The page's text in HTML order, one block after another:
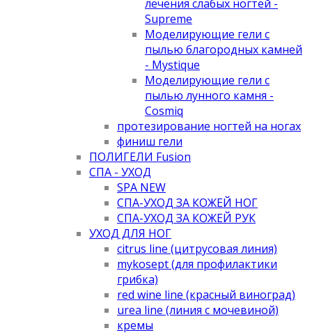
лечения слабых ногтей -
Supreme
Моделирующие гели с
пылью благородных камней
- Mystique
Моделирующие гели с
пылью лунного камня -
Cosmiq
протезирование ногтей на ногах
финиш гели
ПОЛИГЕЛИ Fusion
СПА - УХОД
SPA NEW
СПА-УХОД ЗА КОЖЕЙ НОГ
СПА-УХОД ЗА КОЖЕЙ РУК
УХОД ДЛЯ НОГ
citrus line (цитрусовая линия)
mykosept (для профилактики
грибка)
red wine line (красный виноград)
urea line (линия с мочевиной)
кремы